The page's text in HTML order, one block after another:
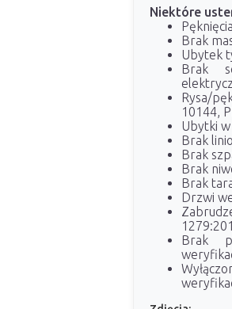
Niektóre
Brak
Ubytek
Brak
Rysa/
10144,
Ubytki
Brak
Brak
Brak
Brak
Drzwi
Brak